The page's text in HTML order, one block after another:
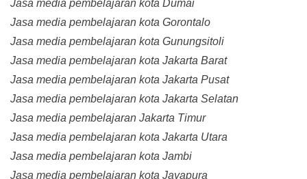
Jasa media pembelajaran kota Dumai
Jasa media pembelajaran kota Gorontalo
Jasa media pembelajaran kota Gunungsitoli
Jasa media pembelajaran kota Jakarta Barat
Jasa media pembelajaran kota Jakarta Pusat
Jasa media pembelajaran kota Jakarta Selatan
Jasa media pembelajaran Jakarta Timur
Jasa media pembelajaran kota Jakarta Utara
Jasa media pembelajaran kota Jambi
Jasa media pembelajaran kota Jayapura